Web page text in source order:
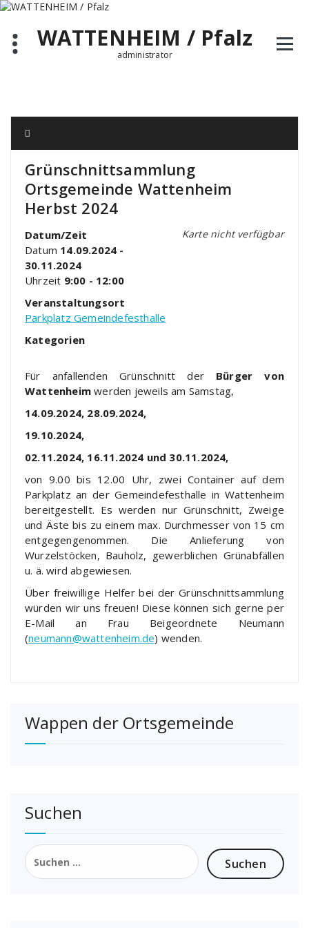
Zum
springenWATTENHEIM / Pfalz
administrator
Grünschnittsammlung
Ortsgemeinde Wattenheim
Herbst 2024
Karte nicht verfügbar
Datum/Zeit
Datum 14.09.2024 -
30.11.2024
Uhrzeit 9:00 - 12:00
Veranstaltungsort
Parkplatz Gemeindefesthalle
Kategorien
Für anfallenden Grünschnitt der Bürger von
Wattenheim werden jeweils am Samstag,
14.09.2024, 28.09.2024,
19.10.2024,
02.11.2024, 16.11.2024 und 30.11.2024,
von 9.00 bis 12.00 Uhr, zwei Container auf dem
Parkplatz an der Gemeindefesthalle in Wattenheim
bereitgestellt. Es werden nur Grünschnitt, Zweige
und Äste bis zu einem max. Durchmesser von 15 cm
entgegengenommen. Die Anlieferung von
Wurzelstöcken, Bauholz, gewerblichen Grünabfällen
u. ä. wird abgewiesen.
Über freiwillige Helfer bei der Grünschnittsammlung
würden wir uns freuen! Diese können sich gerne per
E-Mail an Frau Beigeordnete Neumann
(neumann@wattenheim.de) wenden.
Wappen der Ortsgemeinde
Suchen
Suchen
nach: